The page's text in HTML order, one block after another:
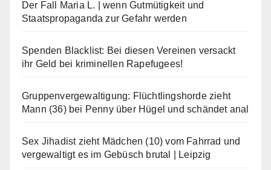
Der Fall Maria L. | wenn Gutmütigkeit und
Staatspropaganda zur Gefahr werden
Spenden Blacklist: Bei diesen Vereinen versackt
ihr Geld bei kriminellen Rapefugees!
Gruppenvergewaltigung: Flüchtlingshorde zieht
Mann (36) bei Penny über Hügel und schändet anal
Sex Jihadist zieht Mädchen (10) vom Fahrrad und
vergewaltigt es im Gebüsch brutal | Leipzig